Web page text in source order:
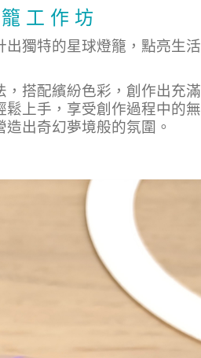
工 作 坊
獨特的星球燈籠，點亮生活
搭配繽紛色彩，創作出充滿
上手，享受創作過程中的無
出奇幻夢境般的氛圍。